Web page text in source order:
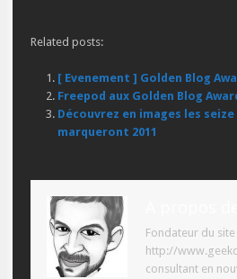
Related posts:
[ Evenement ] Golden Blog
Freepod aux Golden Blog
Découvrez en images les
marqueront 2011
Fondateur du
http://
consultant en